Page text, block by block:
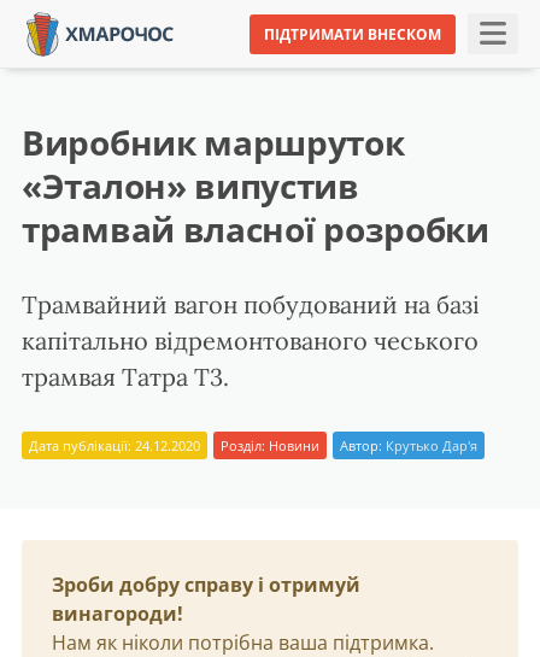
ПІДТРИМАТИ ВНЕСКОМ
Виробник маршруток
«Эталон» випустив
трамвай власної розробки
Трамвайний вагон побудований на базі
капітально відремонтованого чеського
трамвая Татра Т3.
Дата публікації: 24.12.2020 Розділ: Новини Автор: Крутько Дар'я
Зроби добру справу і отримуй
винагороди!
Нам як ніколи потрібна ваша підтримка.